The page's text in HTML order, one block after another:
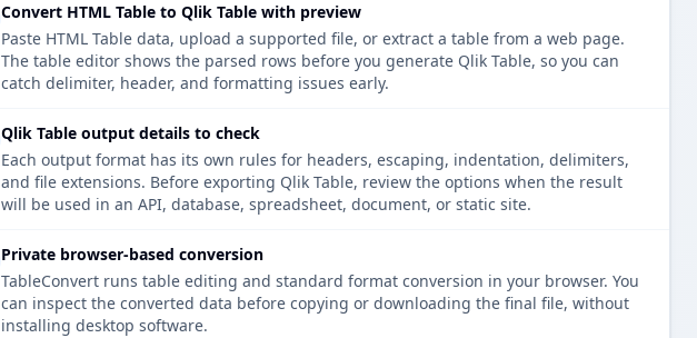
Convert HTML Table to Qlik Table with preview
Paste HTML Table data, upload a supported file, or extract a table from a web page.
The table editor shows the parsed rows before you generate Qlik Table, so you can
catch delimiter, header, and formatting issues early.
Qlik Table output details to check
Each output format has its own rules for headers, escaping, indentation, delimiters,
and file extensions. Before exporting Qlik Table, review the options when the result
will be used in an API, database, spreadsheet, document, or static site.
Private browser-based conversion
TableConvert runs table editing and standard format conversion in your browser. You
can inspect the converted data before copying or downloading the final file, without
installing desktop software.